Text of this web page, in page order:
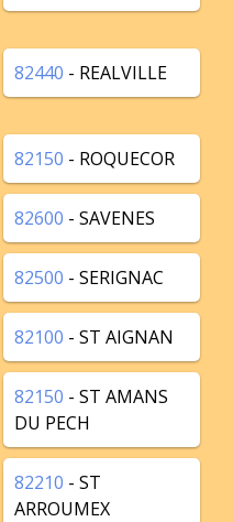
82440 - REALVILLE
82150 - ROQUECOR
82600 - SAVENES
82500 - SERIGNAC
82100 - ST AIGNAN
82150 - ST AMANS
DU PECH
82210 - ST
ARROUMEX